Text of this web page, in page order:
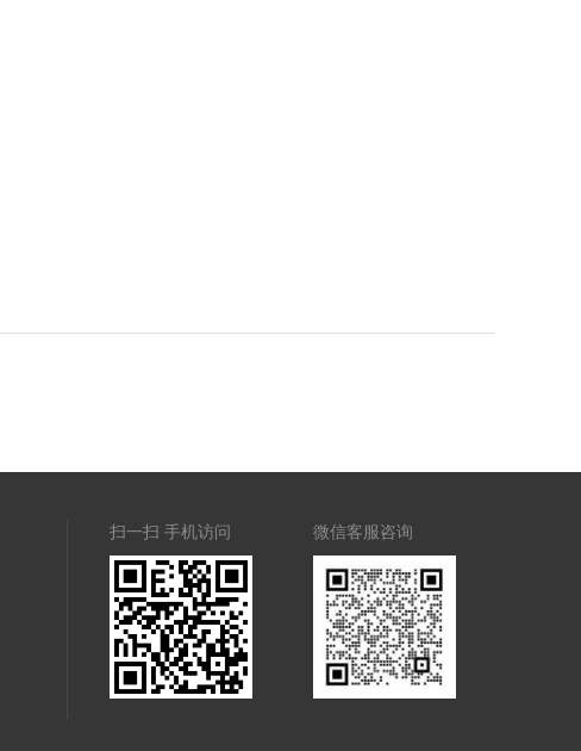
扫一扫 手机访问 微信客服咨询